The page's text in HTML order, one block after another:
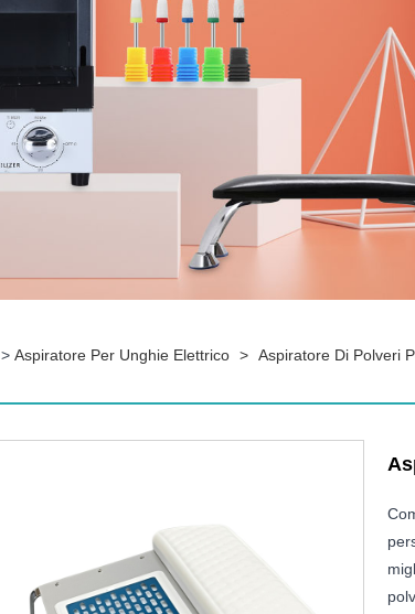
> Aspiratore Per Unghie Elettrico > Aspiratore Di Polveri